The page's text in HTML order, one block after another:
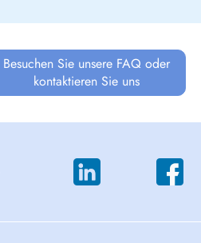
Besuchen Sie unsere FAQ oder
kontaktieren Sie uns